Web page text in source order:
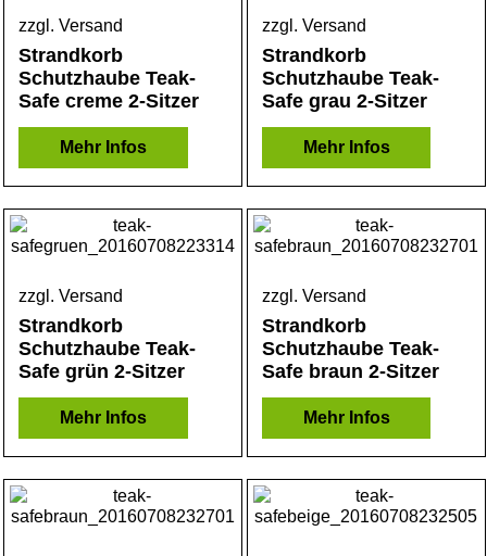
zzgl. Versand
Strandkorb
Schutzhaube Teak-
Safe creme 2-Sitzer
Mehr Infos
zzgl. Versand
Strandkorb
Schutzhaube Teak-
Safe grau 2-Sitzer
Mehr Infos
zzgl. Versand
Strandkorb
Schutzhaube Teak-
Safe grün 2-Sitzer
Mehr Infos
zzgl. Versand
Strandkorb
Schutzhaube Teak-
Safe braun 2-Sitzer
Mehr Infos